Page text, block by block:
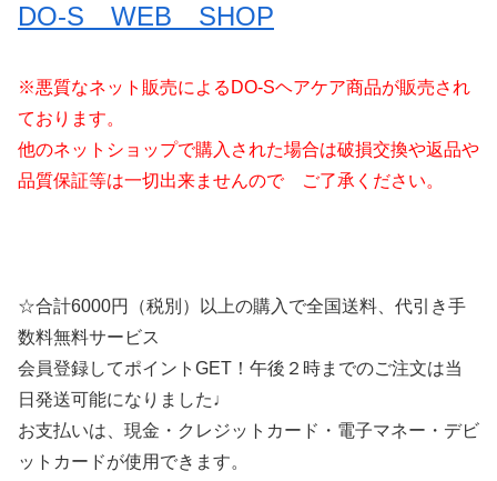
DO-S WEB SHOP
※悪質なネット販売によるDO-Sヘアケア商品が販売され
ております。
他のネットショップで購入された場合は破損交換や返品や
品質保証等は一切出来ませんので ご了承ください。
☆合計6000円（税別）以上の購入で全国送料、代引き手
数料無料サービス
会員登録してポイントGET！午後２時までのご注文は当
日発送可能になりました♩
お支払いは、現金・クレジットカード・電子マネー・デビ
ットカードが使用できます。